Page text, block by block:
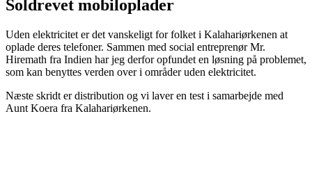
Soldrevet mobiloplader
Uden elektricitet er det vanskeligt for folket i Kalahariørkenen at
oplade deres telefoner. Sammen med social entreprenør Mr.
Hiremath fra Indien har jeg derfor opfundet en løsning på problemet,
som kan benyttes verden over i områder uden elektricitet.
Næste skridt er distribution og vi laver en test i samarbejde med
Aunt Koera fra Kalahariørkenen.